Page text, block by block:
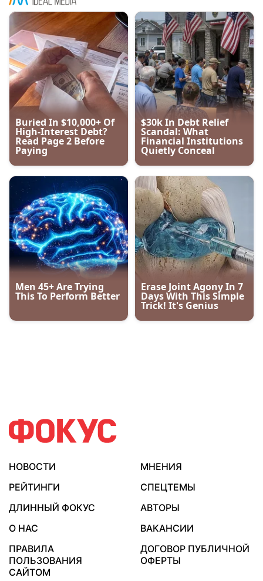
НОВОСТИ
МНЕНИЯ
РЕЙТИНГИ
СПЕЦТЕМЫ
ДЛИННЫЙ ФОКУС
АВТОРЫ
О НАС
ВАКАНСИИ
ПРАВИЛА
ПОЛЬЗОВАНИЯ
САЙТОМ
ДОГОВОР ПУБЛИЧНОЙ
ОФЕРТЫ